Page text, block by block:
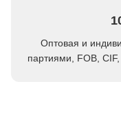
Оптовая и
партиями, FOB,